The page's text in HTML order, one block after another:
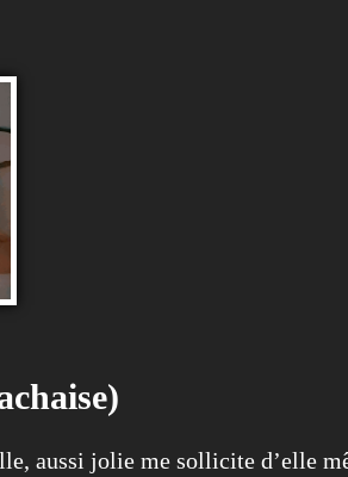
aussi jolie me sollicite d’elle